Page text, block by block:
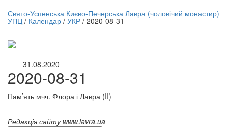
трансляція |
12 вересня
Свято-Успенська Києво-Печерська Лавра (чоловічий монастир)
УПЦ / Календар / УКР / 2020-08-31
31.08.2020
2020-08-31
Пам’ять мчч. Флора і Лавра (II)
Редакція сайту www.lavra.ua